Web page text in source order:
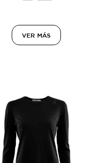
VER MÁS